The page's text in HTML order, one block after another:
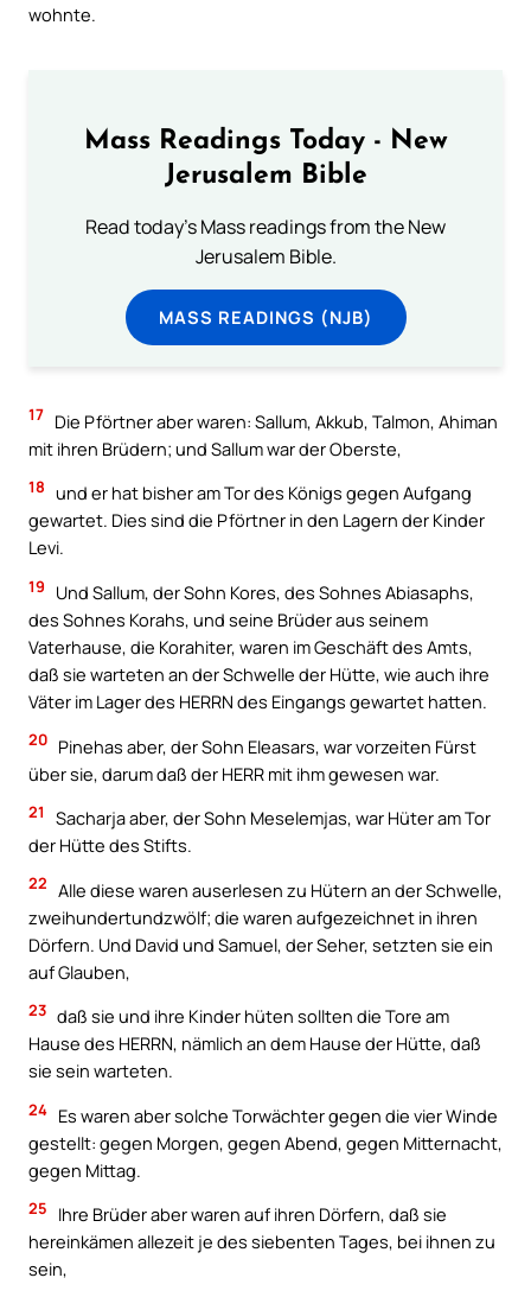
wohnte.
Mass Readings Today - New
Jerusalem Bible
Read today's Mass readings from the New
Jerusalem Bible.
MASS READINGS (NJB)
17 Die Pförtner aber waren: Sallum, Akkub, Talmon, Ahiman
mit ihren Brüdern; und Sallum war der Oberste,
18 und er hat bisher am Tor des Königs gegen Aufgang
gewartet. Dies sind die Pförtner in den Lagern der Kinder
Levi.
19
Und Sallum, der Sohn Kores, des Sohnes Abiasaphs,
des Sohnes Korahs, und seine Brüder aus seinem
Vaterhause, die Korahiter, waren im Geschäft des Amts,
daß sie warteten an der Schwelle der Hütte, wie auch ihre
Väter im Lager des HERRN des Eingangs gewartet hatten.
20 Pinehas aber, der Sohn Eleasars, war vorzeiten Fürst
über sie, darum daß der HERR mit ihm gewesen war.
21
Sacharja aber, der Sohn Meselemjas, war Hüter am Tor
der Hütte des Stifts.
22 Alle diese waren auserlesen zu Hütern an der Schwelle,
zweihundertundzwölf; die waren aufgezeichnet in ihren
Dörfern. Und David und Samuel, der Seher, setzten sie ein
auf Glauben,
23 daß sie und ihre Kinder hüten sollten die Tore am
Hause des HERRN, nämlich an dem Hause der Hütte, daß
sie sein warteten.
24 Es waren aber solche Torwächter gegen die vier Winde
gestellt: gegen Morgen, gegen Abend, gegen Mitternacht,
gegen Mittag.
25
Ihre Brüder aber waren auf ihren Dörfern, daß sie
hereinkämen allezeit je des siebenten Tages, bei ihnen zu
sein,